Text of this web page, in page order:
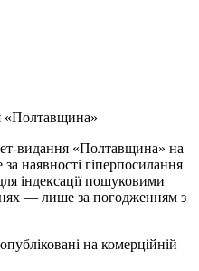
«Полтавщина»
видання «Полтавщина» на
наявності гіперпосилання
індексації пошуковими
— лише за погодженням з
на комерційній